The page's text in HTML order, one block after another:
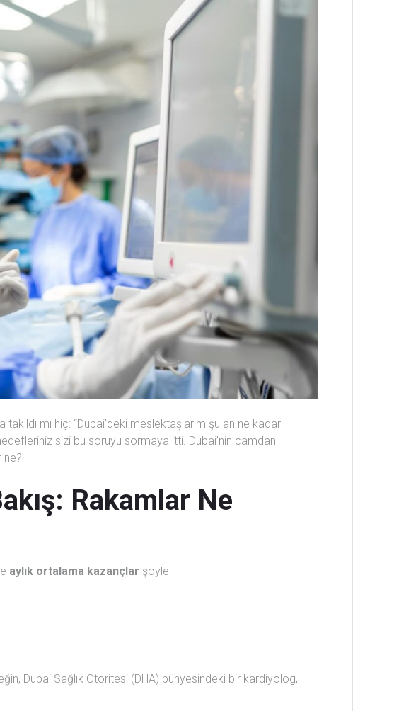
mı hiç: “Dubai’deki meslektaşlarım şu an ne kadar
sizi bu soruyu sormaya itti. Dubai’nin camdan
ne?
Rakamlar Ne
aylık ortalama kazançlar şöyle:
Dubai Sağlık Otoritesi (DHA) bünyesindeki bir kardiyolog,